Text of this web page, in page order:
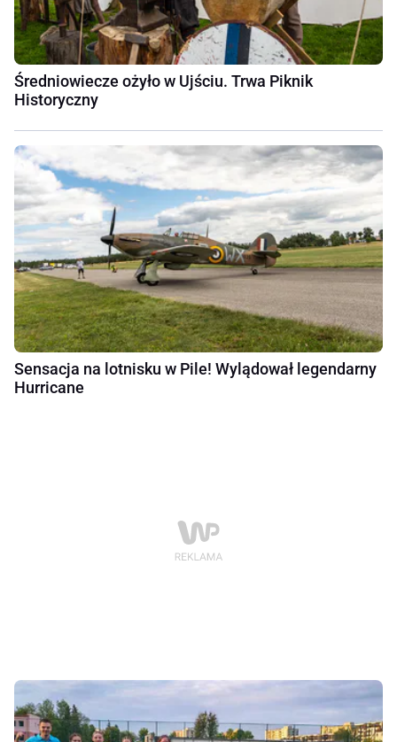
Średniowiecze ożyło w Ujściu. Trwa Piknik
Historyczny
Sensacja na lotnisku w Pile! Wylądował legendarny
Hurricane